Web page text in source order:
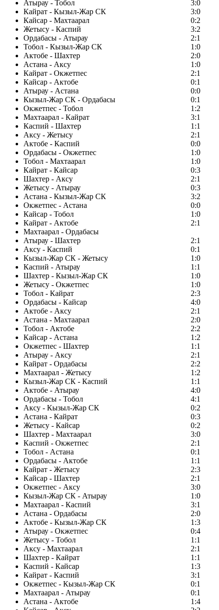
Атырау - Тобол
3:0
Кайрат - Кызыл-Жар СК
3:0
Кайсар - Махтаарал
0:2
Жетысу - Каспий
3:2
Ордабасы - Атырау
2:1
Тобол - Кызыл-Жар СК
1:0
Актобе - Шахтер
2:0
Астана - Аксу
1:0
Кайрат - Окжетпес
2:1
Кайсар - Актобе
0:1
Атырау - Астана
0:0
Кызыл-Жар СК - Ордабасы
0:1
Окжетпес - Тобол
1:2
Махтаарал - Кайрат
3:1
Каспий - Шахтер
1:1
Аксу - Жетысу
2:1
Актобе - Каспий
0:0
Ордабасы - Окжетпес
1:0
Тобол - Махтаарал
1:0
Кайрат - Кайсар
0:3
Шахтер - Аксу
2:1
Жетысу - Атырау
0:3
Астана - Кызыл-Жар СК
3:2
Окжетпес - Астана
0:0
Кайсар - Тобол
1:0
Кайрат - Актобе
2:1
Махтаарал - Ордабасы
Атырау - Шахтер
2:1
Аксу - Каспий
0:1
Кызыл-Жар СК - Жетысу
1:0
Каспий - Атырау
1:1
Шахтер - Кызыл-Жар СК
1:0
Жетысу - Окжетпес
1:0
Тобол - Кайрат
2:3
Ордабасы - Кайсар
4:0
Актобе - Аксу
2:1
Астана - Махтаарал
2:0
Тобол - Актобе
2:2
Кайсар - Астана
1:2
Окжетпес - Шахтер
1:1
Атырау - Аксу
2:1
Кайрат - Ордабасы
2:2
Махтаарал - Жетысу
1:2
Кызыл-Жар СК - Каспий
1:1
Актобе - Атырау
4:0
Ордабасы - Тобол
4:1
Аксу - Кызыл-Жар СК
0:2
Астана - Кайрат
0:3
Жетысу - Кайсар
0:2
Шахтер - Махтаарал
3:0
Каспий - Окжетпес
2:1
Тобол - Астана
0:1
Ордабасы - Актобе
1:1
Кайрат - Жетысу
2:3
Кайсар - Шахтер
2:1
Окжетпес - Аксу
3:0
Кызыл-Жар СК - Атырау
1:0
Махтаарал - Каспий
3:1
Астана - Ордабасы
2:0
Актобе - Кызыл-Жар СК
1:3
Атырау - Окжетпес
0:4
Жетысу - Тобол
1:1
Аксу - Махтаарал
2:1
Шахтер - Кайрат
1:1
Каспий - Кайсар
1:3
Кайрат - Каспий
3:1
Окжетпес - Кызыл-Жар СК
0:1
Махтаарал - Атырау
0:1
Астана - Актобе
1:4